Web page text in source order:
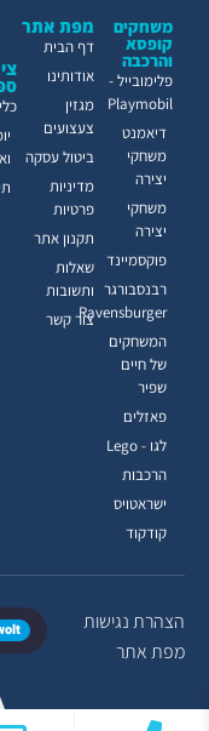
הצהרת נגישות
מפת אתר
משחקים
קופסא
והרכבה
פלימובייל -
Playmobil
דיאמנט
משחקי
יצירה
משחקי
יצירה
פוקסמיינד
רבנסבורגר
Ravensburger
המשחקים
של חיים
שפיר
פאזלים
לגו - Lego
הרכבות
ישראטויס
קודקוד
מפת אתר
דף הבית
אודותינו
מגזין
צעצועים
ביטול עסקה
מדיניות
פרטיות
תקנון אתר
שאלות
ותשובות
צור קשר